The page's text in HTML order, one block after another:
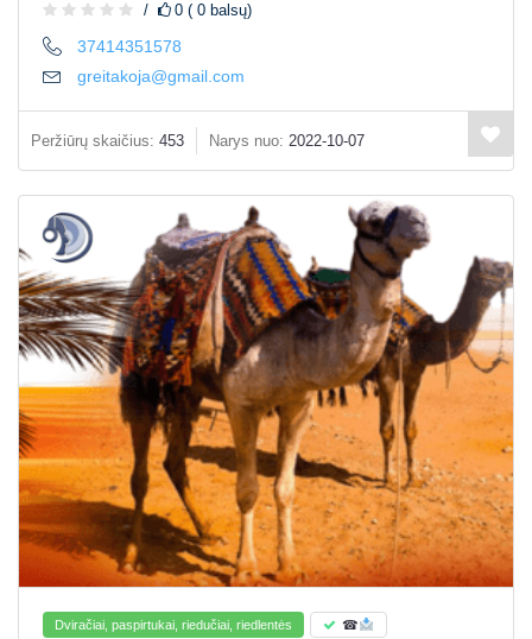
0 ( 0 balsų)
37414351578
greitakoja@gmail.com
Peržiūrų skaičius: 453 Narys nuo: 2022-10-07
Dviračiai, paspirtukai, riedučiai, riedlentės ☎